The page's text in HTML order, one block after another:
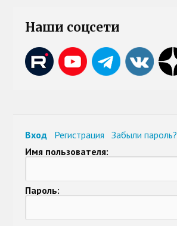
Наши соцсети
Вход Регистрация
Забыли пароль?
Имя пользователя:
Пароль: